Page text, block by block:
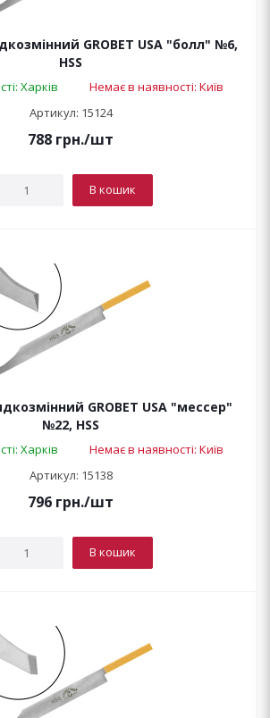
GROBET USA "болл" №6,
HSS
Харків
Немає в наявності: Київ
Артикул: 15124
788 грн./шт
В кошик
GROBET USA "мессер"
№22, HSS
Харків
Немає в наявності: Київ
Артикул: 15138
796 грн./шт
В кошик